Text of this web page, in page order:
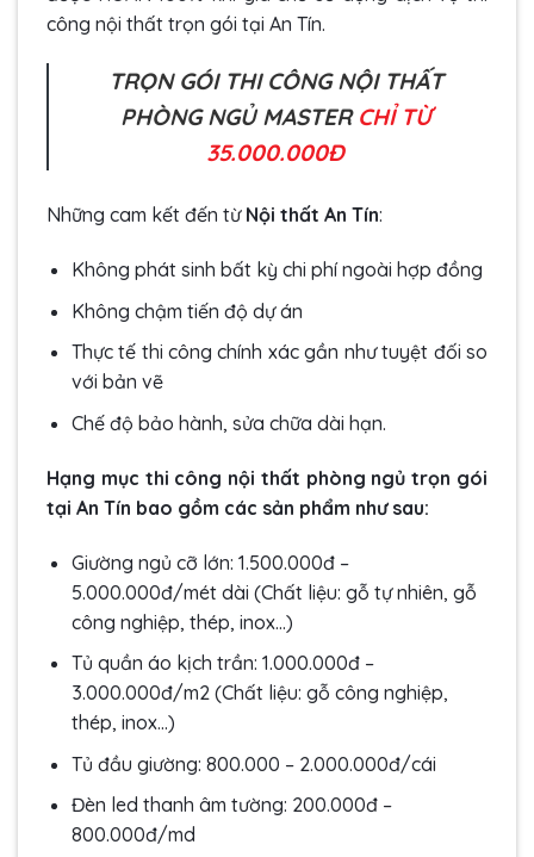
công nội thất trọn gói tại An Tín.
TRỌN GÓI THI CÔNG NỘI THẤT
PHÒNG NGỦ MASTERCHỈ TỪ
35.000.000Đ
Những cam kết đến từ Nội thất An Tín:
Không phát sinh bất kỳ chi phí ngoài hợp đồng
Không chậm tiến độ dự án
Thực tế thi công chính xác gần như tuyệt đối so
với bản vẽ
Chế độ bảo hành, sửa chữa dài hạn.
Hạng mục thi công nội thất phòng ngủ trọn gói
tại An Tín bao gồm các sản phẩm như sau:
Giường ngủ cỡ lớn: 1.500.000đ –
5.000.000đ/mét dài (Chất liệu: gỗ tự nhiên, gỗ
công nghiệp, thép, inox…)
Tủ quần áo kịch trần: 1.000.000đ –
3.000.000đ/m2 (Chất liệu: gỗ công nghiệp,
thép, inox…)
Tủ đầu giường: 800.000 – 2.000.000đ/cái
Đèn led thanh âm tường: 200.000đ –
800.000đ/md